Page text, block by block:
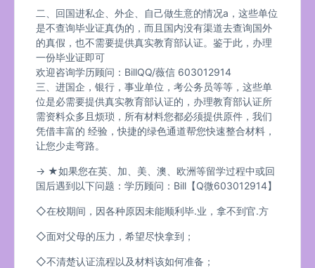
二、回国进私企、外企、自己做生意的情况a，这些单位
是不查询毕业证真伪的，而且国内没有渠道去查询国外
的真假，也不需要提供真实教育部认证。鉴于此，办理
一份毕业证即可
欢迎咨询学历顾问：BillQQ/薇信 603012914
三、进国企，银行，事业单位，考公务员等等，这些单
位是必需要提供真实教育部认证的，办理教育部认证所
需资料众多且烦琐，所有材料您都必须提供原件，我们
凭借丰富的 经验，快捷的绿色通道帮您快速整合材料，
让您少走弯路。
→ ★如果您在英、加、美、澳、欧洲等留学过程中或回
国后遇到以下问题：学历顾问：Bill【Q微603012914】
◇在校期间，因各种原因未能顺利毕.业，拿不到官.方
◇面对父母的压力，希望尽快拿到；
◇不清楚认证流程以及材料该如何准备；